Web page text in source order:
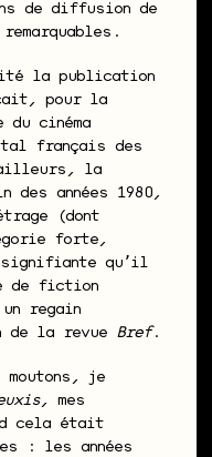
de diffusion de
la publication
pour la
cinéma
français des
la
années 1980,
(dont
forte,
quʼil
de fiction
regain
de la revue Bref.
moutons, je
, mes
cela était
: les années